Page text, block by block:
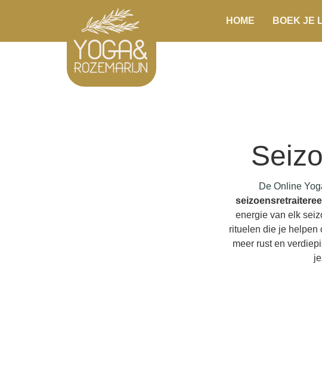
HOME BOEK JE
De Online
energie van elk
rituelen die je helpen
meer rust en